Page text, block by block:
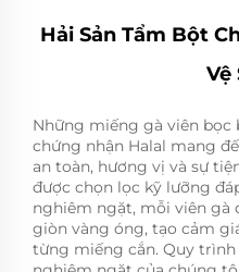
Hải Sản Tẩm Bột
Vệ
Những miếng gà viên bọc
chứng nhận Halal mang
an toàn, hương vị và sự
được chọn lọc kỹ lưỡng
nghiêm ngặt, mỗi viên gà
giòn vàng óng, tạo cảm
từng miếng cắn. Quy